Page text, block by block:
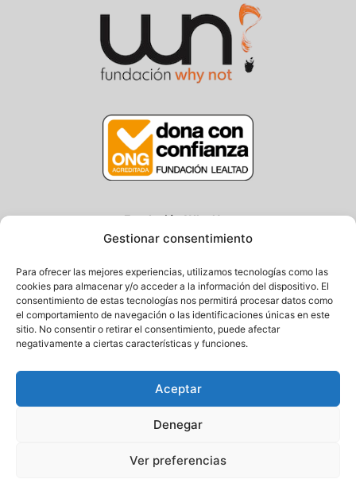
Gestionar consentimiento
Para ofrecer las mejores experiencias, utilizamos tecnologías como las
cookies para almacenar y/o acceder a la información del dispositivo. El
consentimiento de estas tecnologías nos permitirá procesar datos como
el comportamiento de navegación o las identificaciones únicas en este
sitio. No consentir o retirar el consentimiento, puede afectar
negativamente a ciertas características y funciones.
Aceptar
Denegar
Ver preferencias
Fundación Why Not
Centro/Txoko: Particular de Ategorrieta 3, Gros
20013 Donostia – Gipuzkoa
Tel.: (+34) 943 058 694 / 627 014 791
Email: info@fundacionwhynot.org
Privacy Policy
Cookie Policy